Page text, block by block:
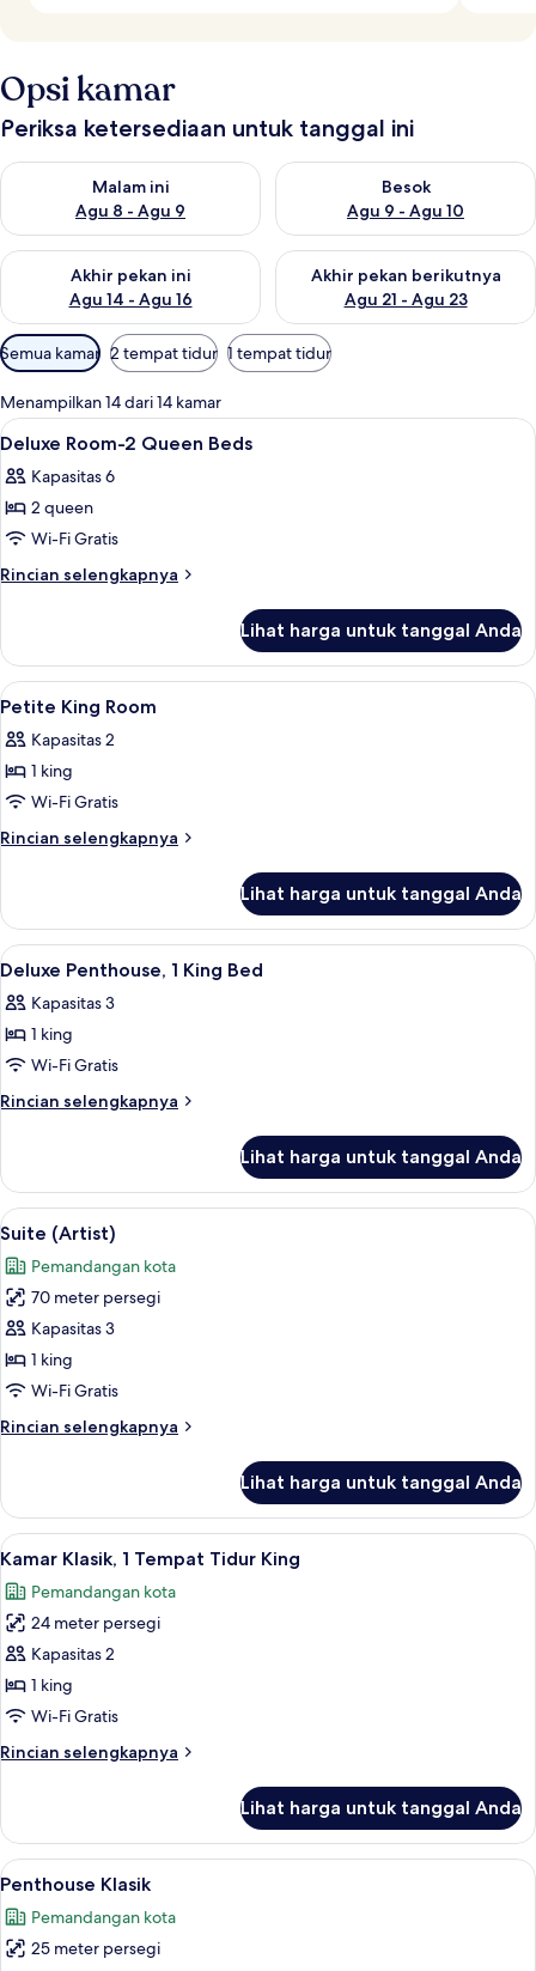
Opsi kamar
Periksa ketersediaan untuk tanggal ini
Malam ini
Agu 8 - Agu 9
Periksa ketersediaan untuk malam ini Agu 8 - Agu 9
Besok
Agu 9 - Agu 10
Periksa ketersediaan untuk
Akhir pekan ini
Agu 14 - Agu 16
Periksa ketersediaan untuk akhir pekan ini Agu 14 - Agu 16
Akhir pekan berikutnya
Agu 21 - Agu 23
Periksa ketersediaan untuk
Filter
tersedia
untuk
kamar
Semua kamar 2 tempat tidur 1 tempat tidur
Menampilkan 14 dari 14 kamar
Lihat
semua
foto
untuk
Deluxe
Room-
Beds
Seprai premium, bantalan ekstra
4
Deluxe Room-2 Queen Beds
Kapasitas 6
2 queen
Wi-Fi Gratis
Rincian selengkapnya
Rincian
Deluxe
Room-
2
Beds
Lihat harga untuk tanggal Anda
Lihat
semua
foto
untuk
Petite
King
Seprai premium, bantalan ekstra
7
Petite King Room
Kapasitas 2
1 king
Wi-Fi Gratis
Rincian selengkapnya
Rincian
Petite
King
Room
Lihat harga untuk tanggal Anda
Lihat
semua
foto
untuk
Deluxe
Penthouse,
Bed
Seprai premium, bantalan ekstra
5
Deluxe Penthouse, 1 King Bed
Kapasitas 3
1 king
Wi-Fi Gratis
Rincian selengkapnya
Rincian
Deluxe
Penthouse,
1
Bed
Lihat harga untuk tanggal Anda
Lihat
semua
foto
untuk
Suite
(Artist)
Seprai premium, bantalan ekstra
7
Suite (Artist)
Pemandangan kota
70 meter persegi
Kapasitas 3
1 king
Wi-Fi Gratis
Rincian selengkapnya
Rincian
Suite
(Artist)
Lihat harga untuk tanggal Anda
Lihat
semua
foto
untuk
Kamar
Klasik,
1
Tidur
Seprai premium, bantalan ekstra
6
Kamar Klasik, 1 Tempat Tidur King
Pemandangan kota
24 meter persegi
Kapasitas 2
1 king
Wi-Fi Gratis
Rincian selengkapnya
Rincian
Kamar
Klasik,
1
Tidur
King
Lihat harga untuk tanggal Anda
Lihat
semua
foto
untuk
Seprai premium, bantalan ekstra
6
Penthouse Klasik
Pemandangan kota
25 meter persegi